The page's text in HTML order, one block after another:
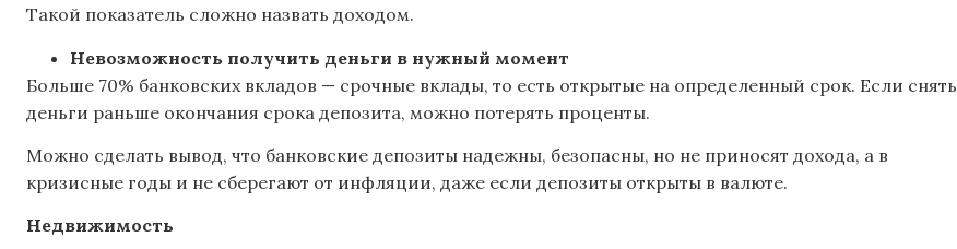
Такой показатель сложно назвать доходом.
Невозможность получить деньги в нужный момент
Больше 70% банковских вкладов — срочные вклады, то есть открытые на определенный срок. Если снять
деньги раньше окончания срока депозита, можно потерять проценты.
Можно сделать вывод, что банковские депозиты надежны, безопасны, но не приносят дохода, а в
кризисные годы и не сберегают от инфляции, даже если депозиты открыты в валюте.
Недвижимость